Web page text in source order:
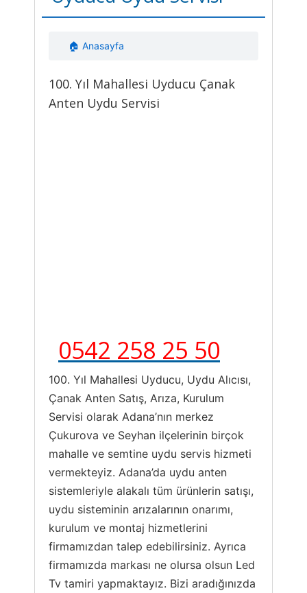
🏠 Anasayfa
100. Yıl Mahallesi Uyducu Çanak
Anten Uydu Servisi
0542 258 25 50
100. Yıl Mahallesi Uyducu, Uydu Alıcısı,
Çanak Anten Satış, Arıza, Kurulum
Servisi olarak Adana’nın merkez
Çukurova ve Seyhan ilçelerinin birçok
mahalle ve semtine uydu servis hizmeti
vermekteyiz. Adana’da uydu anten
sistemleriyle alakalı tüm ürünlerin satışı,
uydu sisteminin arızalarının onarımı,
kurulum ve montaj hizmetlerini
firmamızdan talep edebilirsiniz. Ayrıca
firmamızda markası ne olursa olsun Led
Tv tamiri yapmaktayız. Bizi aradığınızda